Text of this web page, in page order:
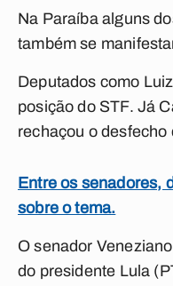
Na Paraíba alguns
também se
Deputados como
posição do STF. Já
rechaçou o desfecho
Entre os senadores,
sobre o tema.
O senador
do presidente Lula